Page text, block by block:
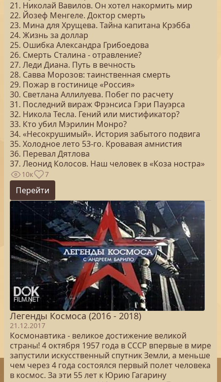
21. Николай Вавилов. Он хотел накормить мир
22. Йозеф Менгеле. Доктор смерть
23. Мина для Хрущева. Тайна капитана Крэбба
24. Жизнь за доллар
25. Ошибка Александра Грибоедова
26. Смерть Сталина - отравление?
27. Леди Диана. Путь в вечность
28. Савва Морозов: таинственная смерть
29. Пожар в гостинице «Россия»
30. Светлана Аллилуева. Побег по расчету
31. Последний вираж Фрэнсиса Гэри Пауэрса
32. Никола Тесла. Гений или мистификатор?
33. Кто убил Мэрилин Монро?
34. «Несокрушимый». История забытого подвига
35. Холодное лето 53-го. Кровавая амнистия
36. Перевал Дятлова
37. Леонид Колосов. Наш человек в «Коза ностра»
10к 7
Перейти
Легенды Космоса (2016 - 2018)
21.12.2017
Космонавтика - великое достижение великой
страны! 4 октября 1957 года в СССР впервые в мире
запустили искусственный спутник Земли, а меньше
чем через 4 года состоялся первый полет человека
в космос. За эти 55 лет к Юрию Гагарину